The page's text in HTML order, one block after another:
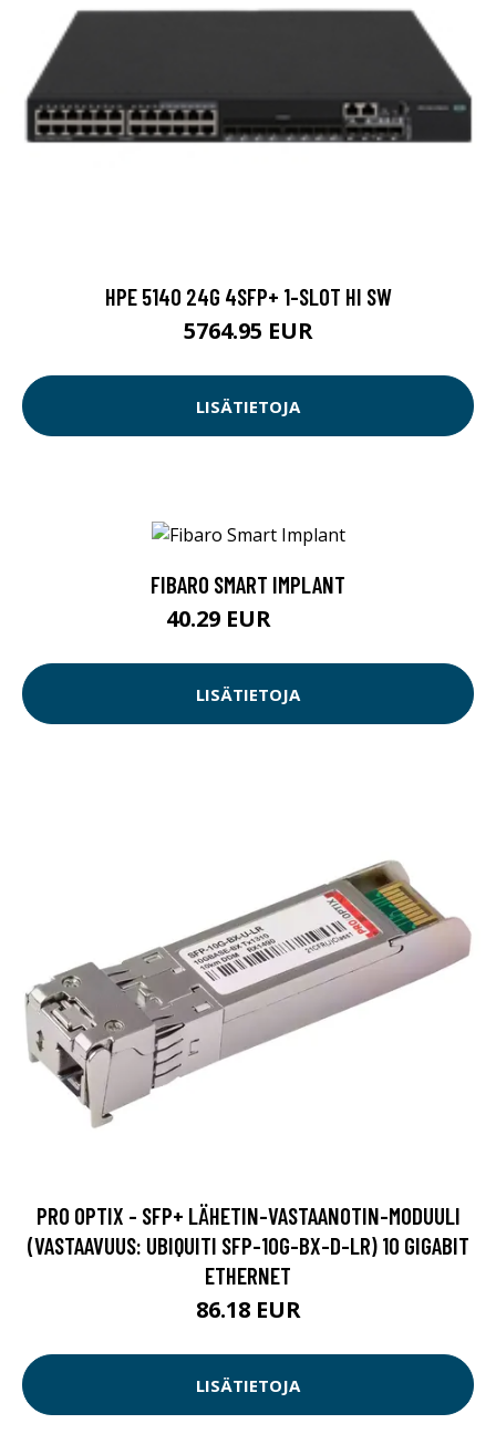
HPE 5140 24G 4SFP+ 1-SLOT HI SW
5764.95 EUR
LISÄTIETOJA
FIBARO SMART IMPLANT
40.29 EUR
LISÄTIETOJA
PRO OPTIX - SFP+ LÄHETIN-VASTAANOTIN-MODUULI
(VASTAAVUUS: UBIQUITI SFP-10G-BX-D-LR) 10 GIGABIT
ETHERNET
86.18 EUR
LISÄTIETOJA